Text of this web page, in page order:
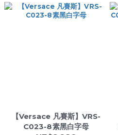
【Versace 凡賽斯】VRS-
C023-8素黑白字母